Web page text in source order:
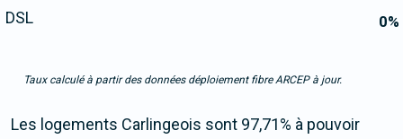
0%
DSL
Taux calculé à partir des données déploiement fibre ARCEP à jour.
Les logements Carlingeois sont 97,71% à pouvoir